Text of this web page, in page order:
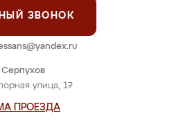
Серпухов
улица, 17
ПРОЕЗДА
ЗВОНОК